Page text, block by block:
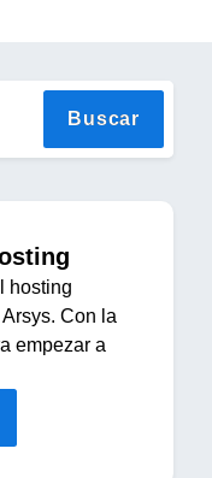
Buscar
hosting
Con la
empezar a